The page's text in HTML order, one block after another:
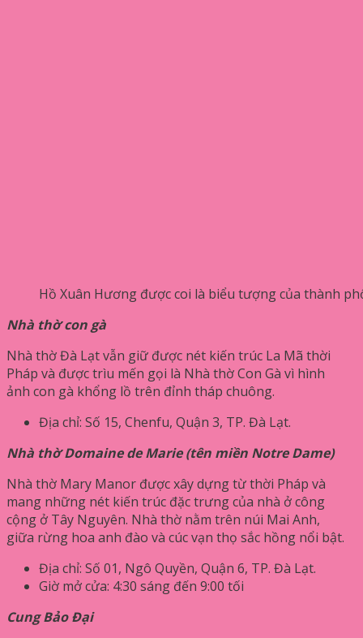
Hồ Xuân Hương được coi là biểu tượng của thành
Nhà thờ con gà
Nhà thờ Đà Lạt vẫn giữ được nét kiến ​​trúc La Mã thời
Pháp và được trìu mến gọi là Nhà thờ Con Gà vì hình
ảnh con gà khổng lồ trên đỉnh tháp chuông.
Địa chỉ: Số 15, Chenfu, Quận 3, TP. Đà Lạt.
Nhà thờ Domaine de Marie (tên miền Notre Dame)
Nhà thờ Mary Manor được xây dựng từ thời Pháp và
mang những nét kiến ​​trúc đặc trưng của nhà ở công
cộng ở Tây Nguyên. Nhà thờ nằm ​​trên núi Mai Anh,
giữa rừng hoa anh đào và cúc vạn thọ sắc hồng nổi bật.
Địa chỉ: Số 01, Ngô Quyền, Quận 6, TP. Đà Lạt.
Giờ mở cửa: 4:30 sáng đến 9:00 tối
Cung Bảo Đại